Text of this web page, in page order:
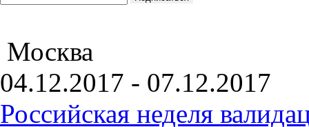
Москва
04.12.2017 - 07.12.2017
Российская неделя